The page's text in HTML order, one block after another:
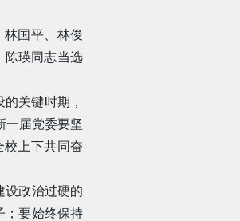
国平、林俊
陈瑛同志当选
关键时期，
一届党委要坚
校上下共同奋
设政治过硬的
；要始终保持